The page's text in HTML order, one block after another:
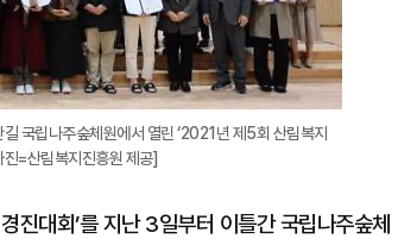
국립나주숲체원에서 열린 ‘2021년 제5회 산림복지
=산림복지진흥원 제공]
진대회’를 지난 3일부터 이틀간 국립나주숲체